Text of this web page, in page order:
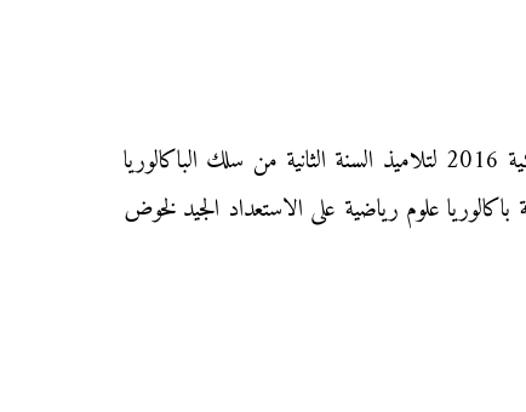
نقدم إليكم زوار «موقع محفظتي» الامتحان الوطني الموحد في مادة «الرياضيات – الترجمة الفرنسية» دورة يوليوز الاستدراكية 2016 لتلاميذ السنة الثانية من سلك الباكالوريا
علوم رياضية على الاستعداد الجيد لخوض